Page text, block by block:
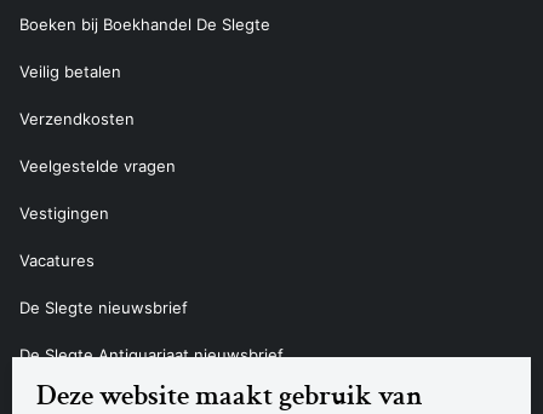
Deze website maakt gebruik van
Boeken bij Boekhandel De Slegte
Veilig betalen
Verzendkosten
Veelgestelde vragen
Vestigingen
Vacatures
De Slegte nieuwsbrief
De Slegte Antiquariaat nieuwsbrief
Contact